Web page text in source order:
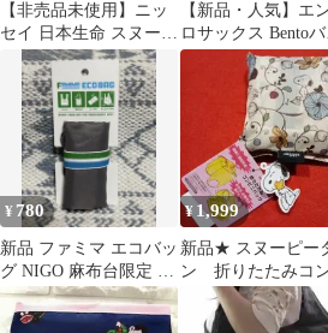
【非売品未使用】ニッ
セイ 日本生命 スヌーピ
ーコンビニエコバッグ
非売品
【新品・人気】エ
ロサックス Bentoバ
グ エコバッグ コン
ネイビー
¥ 780
新品 ファミマ エコバッ
グ NIGO 麻布台限定 マ
ネーロール型 ライトグ
レー
¥ 1,999
新品★ スヌーピー
ン 折りたたみコン
ニバッグ エコバッグ